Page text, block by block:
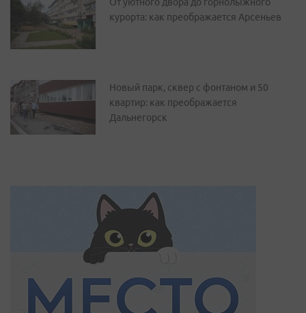
От уютного двора до горнолыжного
курорта: как преображается Арсеньев
Новый парк, сквер с фонтаном и 50
квартир: как преображается
Дальнегорск